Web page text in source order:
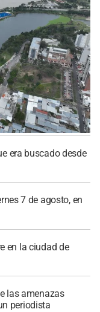
era buscado desde
7 de agosto, en
en la ciudad de
las amenazas
periodista